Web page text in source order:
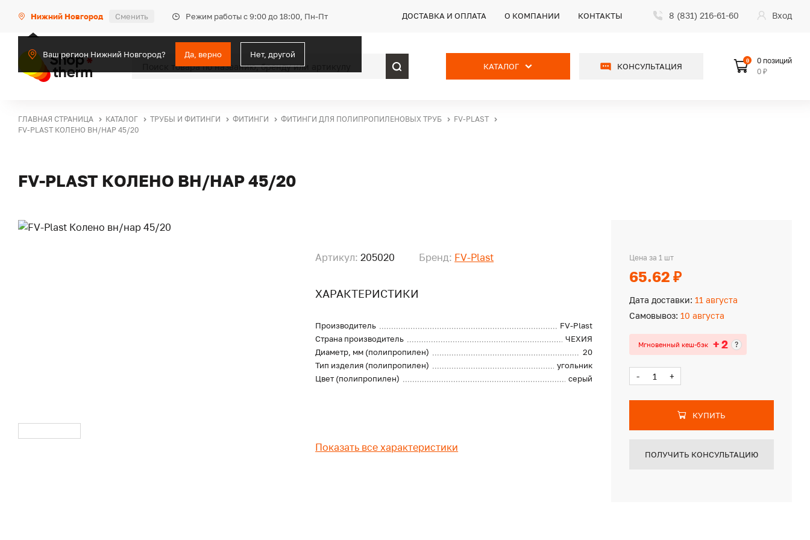
Нижний Новгород Сменить Режим работы с 9:00 до 18:00, Пн-Пт
Ваш регион Нижний Новгород? Да, верно Нет, другой
ДОСТАВКА И ОПЛАТА О КОМПАНИИ КОНТАКТЫ 8 (831) 216-61-60 Вход
КАТАЛОГ КОНСУЛЬТАЦИЯ
0
0 позиций
0 ₽
ГЛАВНАЯ СТРАНИЦА КАТАЛОГ ТРУБЫ И ФИТИНГИ ФИТИНГИ ФИТИНГИ ДЛЯ ПОЛИПРОПИЛЕНОВЫХ ТРУБ
FV-PLAST
FV-PLAST КОЛЕНО ВН/НАР 45/20
FV-PLAST КОЛЕНО ВН/НАР 45/20
Артикул: 205020 Бренд: FV-Plast
ХАРАКТЕРИСТИКИ
Производитель
FV-Plast
Страна производитель
ЧЕХИЯ
Диаметр, мм (полипропилен)
20
Тип изделия (полипропилен)
угольник
Цвет (полипропилен)
серый
Показать все характеристики
Цена за 1 шт
65.62 ₽
Дата доставки: 11 августа
Самовывоз: 10 августа
Мгновенный кеш-бэк + 2 ?
- +
КУПИТЬ
ПОЛУЧИТЬ КОНСУЛЬТАЦИЮ